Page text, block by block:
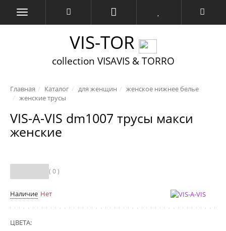
VIS-TOR
collection VISAVIS & TORRO
Главная Каталог для женщин
женское нижнее белье
женские трусы
VIS-A-VIS dm1007 трусы макси
женские
( 0 )
Наличие Нет
ЦВЕТА: